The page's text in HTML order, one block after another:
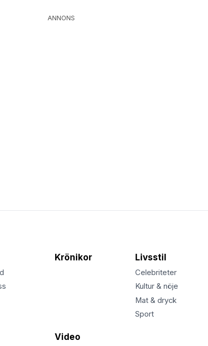
ANNONS
Krönikor Livsstil
Celebriteter
Kultur & nöje
Mat & dryck
Sport
Video